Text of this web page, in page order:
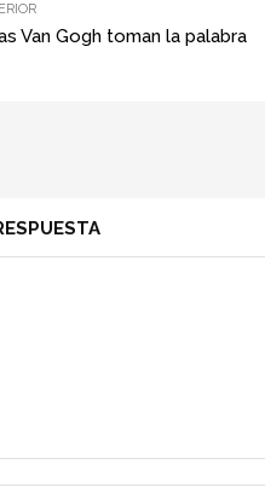
Van Gogh toman la palabra